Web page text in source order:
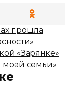
прошла
«Зарянке»
моей семьи»